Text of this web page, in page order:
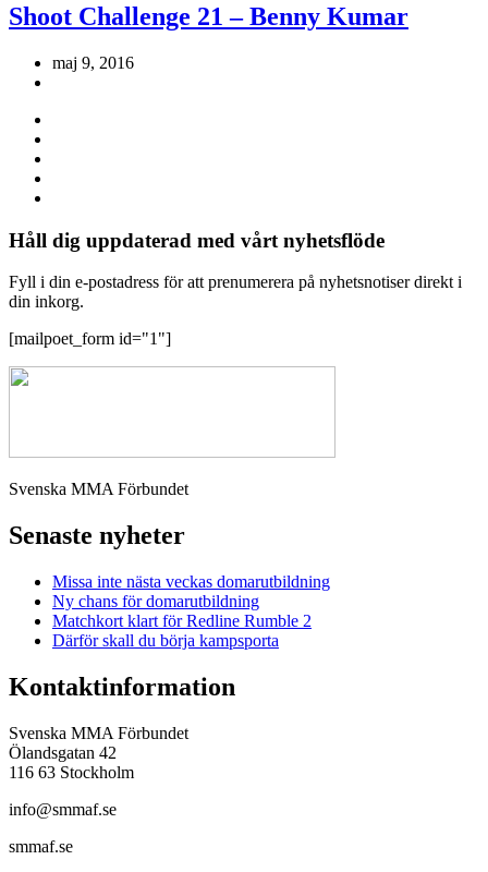
Shoot Challenge 21 – Benny Kumar
maj 9, 2016
Håll dig uppdaterad med vårt nyhetsflöde
Fyll i din e-postadress för att prenumerera på nyhetsnotiser direkt i
din inkorg.
[mailpoet_form id="1"]
Svenska MMA Förbundet
Senaste nyheter
Missa inte nästa veckas domarutbildning
Ny chans för domarutbildning
Matchkort klart för Redline Rumble 2
Därför skall du börja kampsporta
Kontaktinformation
Svenska MMA Förbundet
Ölandsgatan 42
116 63 Stockholm
info@smmaf.se
smmaf.se